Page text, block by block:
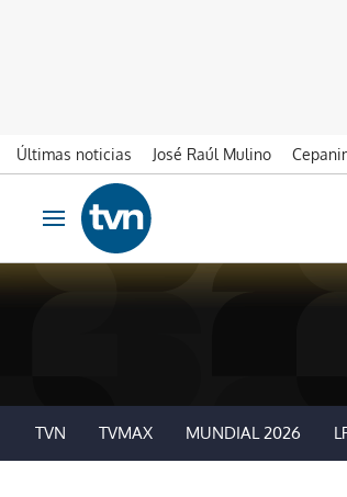
Últimas noticias José Raúl Mulino
Ir al contenido
Obrir navegació
TVN TVMAX MUNDIAL 2026